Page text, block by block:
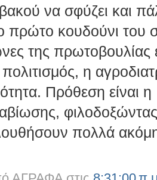
να σφύζει και
πρώτο κουδούνι του
της πρωτοβουλίας
πολιτισμός, η
Πρόθεση είναι
πολλά